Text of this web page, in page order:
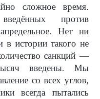
сложное время.
против
Нет ни
истории такого не
санкций —
введены. Мы
со всех углов,
всегда пытались